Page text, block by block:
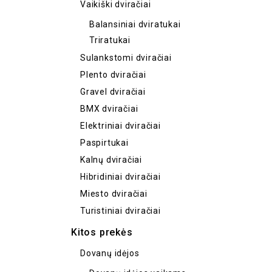
Vaikiški dviračiai
Balansiniai dviratukai
Triratukai
Sulankstomi dviračiai
Plento dviračiai
Gravel dviračiai
BMX dviračiai
Elektriniai dviračiai
Paspirtukai
Kalnų dviračiai
Hibridiniai dviračiai
Miesto dviračiai
Turistiniai dviračiai
Kitos prekės
Dovanų idėjos